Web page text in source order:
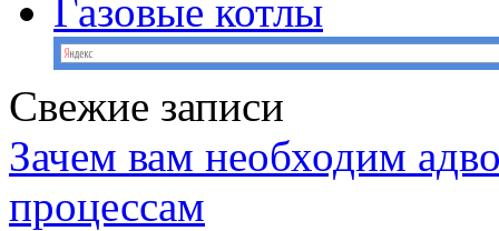
Газовые котлы
Свежие записи
Зачем вам необходим
процессам